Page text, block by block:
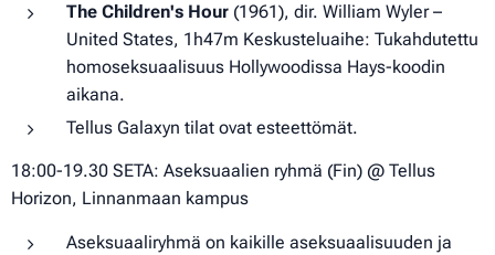
The Children's Hour (1961), dir. William Wyler –
United States, 1h47m Keskusteluaihe: Tukahdutettu
homoseksuaalisuus Hollywoodissa Hays-koodin
aikana.
Tellus Galaxyn tilat ovat esteettömät.
18:00-19.30 SETA: Aseksuaalien ryhmä (Fin) @ Tellus
Horizon, Linnanmaan kampus
Aseksuaaliryhmä on kaikille aseksuaalisuuden ja